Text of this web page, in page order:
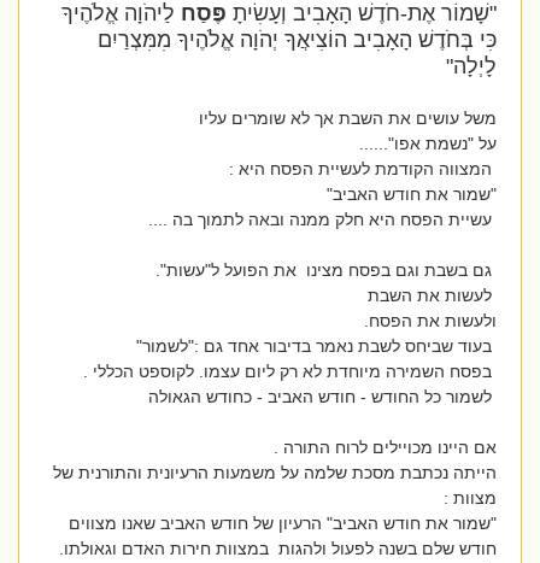
"שָׁמוֹר אֶת-חֹדֶשׁ הָאָבִיב וְעָשִׂיתָפֶּסַחלַיהֹוָה אֱלֹהֶיךָ
כִּי בְּחֹדֶשׁ הָאָבִיב הוֹצִיאֲךָ יְהֹוָה אֱלֹהֶיךָ מִמִּצְרַיִם
לָיְלָה"
משל עושים את השבת אך לא שומרים עליו
על "נשמת אפו"......
המצווה הקודמת לעשיית הפסח היא :
"שמור את חודש האביב"
עשיית הפסח היא חלק ממנה ובאה לתמוך בה ....
גם בשבת וגם בפסח מצינו את הפועל ל"עשות".
לעשות את השבת
ולעשות את הפסח.
בעוד שביחס לשבת נאמר בדיבור אחד גם :"לשמור"
בפסח השמירה מיוחדת לא רק ליום עצמו. לקוספט הכללי .
לשמור כל החודש - חודש האביב - כחודש הגאולה
אם היינו מכויילים לרוח התורה .
הייתה נכתבת מסכת שלמה על משמעות הרעיונית והתורנית של
מצוות :
"שמור את חודש האביב" הרעיון של חודש האביב שאנו מצווים
חודש שלם בשנה לפעול ולהגות במצוות חירות האדם וגאולתו.